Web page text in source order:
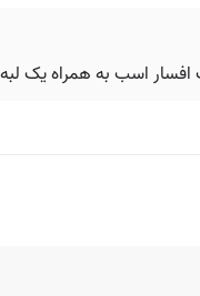
اسب به همراه یک